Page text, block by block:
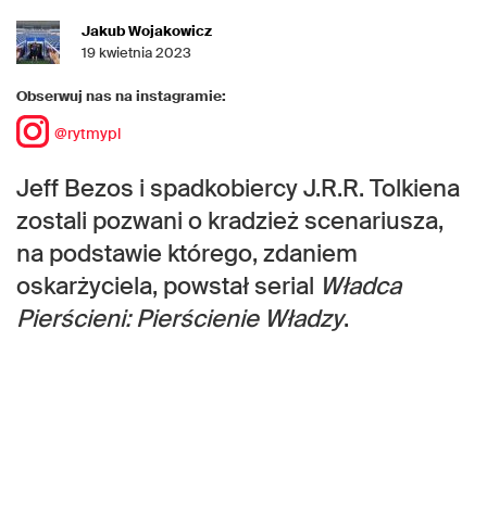
Jakub Wojakowicz
19 kwietnia 2023
Obserwuj nas na instagramie:
@rytmypl
Jeff Bezos i spadkobiercy J.R.R. Tolkiena
zostali pozwani o kradzież scenariusza,
na podstawie którego, zdaniem
oskarżyciela, powstał serial Władca
Pierścieni: Pierścienie Władzy.